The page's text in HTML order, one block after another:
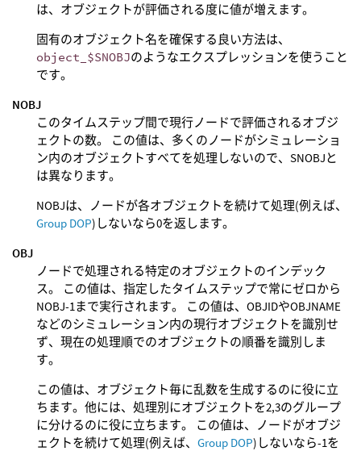
は、オブジェクトが評価される度に値が増えます。
固有のオブジェクト名を確保する良い方法は、
object_$SNOBJのようなエクスプレッションを使うこと
です。
NOBJ
このタイムステップ間で現行ノードで評価されるオブジ
ェクトの数。 この値は、多くのノードがシミュレーショ
ン内のオブジェクトすべてを処理しないので、SNOBJと
は異なります。
NOBJは、ノードが各オブジェクトを続けて処理(例えば、
Group DOP)しないなら0を返します。
OBJ
ノードで処理される特定のオブジェクトのインデック
ス。 この値は、指定したタイムステップで常にゼロから
NOBJ-1まで実行されます。 この値は、OBJIDやOBJNAME
などのシミュレーション内の現行オブジェクトを識別せ
ず、現在の処理順でのオブジェクトの順番を識別しま
す。
この値は、オブジェクト毎に乱数を生成するのに役に立
ちます。他には、処理別にオブジェクトを2,3のグループ
に分けるのに役に立ちます。 この値は、ノードがオブジ
ェクトを続けて処理(例えば、 Group DOP)しないなら-1を